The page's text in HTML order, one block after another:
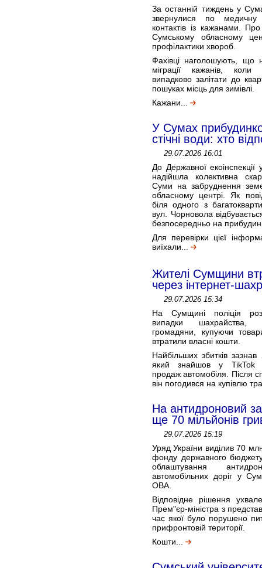
За останній тиждень у
звернулися по медичну
контактів із кажанами.
Сумському обласному
профілактики хвороб.
Фахівці наголошують, що
міграції кажанів,
випадково залітати до
пошуках місць для зимівлі.
Кажани...
У Сумах
стічні води: хто
29.07.2026 16:01
До Державної екоінспекції
надійшла колективна
Суми на забруднення
обласному центрі. Як
біля одного з
вул. Чорновола
безпосередньо на
Для перевірки цієї
виїхали...
Жителі Сумщини
через інтернет-
29.07.2026 15:34
На Сумщині поліція
випадки шахрайства,
громадяни, купуючи
втратили власні кошти.
Найбільших збитків зазнав
який знайшов у TikTok
продаж автомобіля. Після
він погодився на купівлю
На антидроновий
ще 70 мільйонів
29.07.2026 15:19
Уряд України виділив 70
фонду державного
облаштування
автомобільних доріг у
ОВА.
Відповідне рішення
Прем"єр-міністра з
час якої було порушено
прифронтовій території.
Кошти...